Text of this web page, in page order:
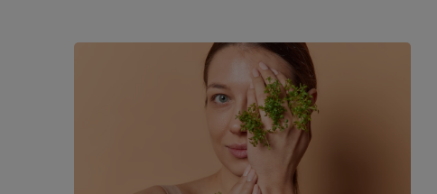
wzmocnienia odporności.